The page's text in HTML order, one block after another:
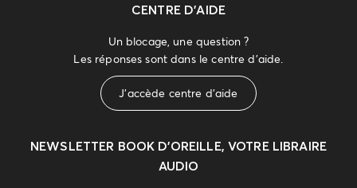
CENTRE D'AIDE
Un blocage, une question ?
Les réponses sont dans le centre d'aide.
J'accède centre d'aide
NEWSLETTER BOOK D’OREILLE, VOTRE LIBRAIRE
AUDIO